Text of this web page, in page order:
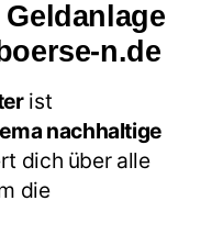
n.de
ist
nachhaltige
dich über alle
die